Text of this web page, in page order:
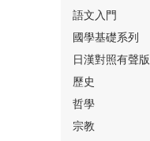
⑱
語文入門
國學基礎系列
日漢對照有聲版
歷史
哲學
宗教